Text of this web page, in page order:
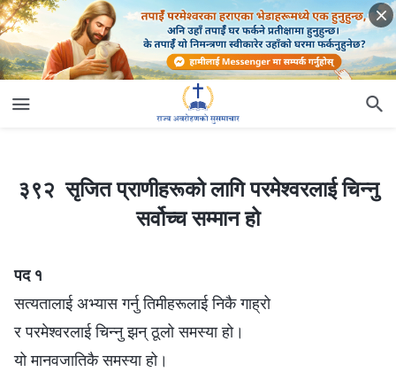
३९२ सृजित प्राणीहरूको लागि परमेश्‍वरलाई चिन्नु सर्वोच्च सम्मान हो
३९२ सृजित प्राणीहरूको लागि परमेश्‍वरलाई चिन्नु
सर्वोच्च सम्मान हो
पद १
सत्यतालाई अभ्यास गर्नु तिमीहरूलाई निकै गाह्रो
र परमेश्‍वरलाई चिन्नु झन् ठूलो समस्या हो।
यो मानवजातिकै समस्या हो।